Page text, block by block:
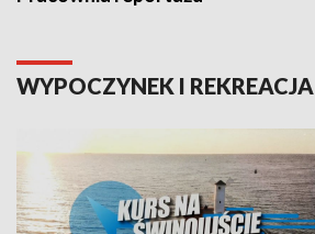
WYPOCZYNEK I REKREACJA